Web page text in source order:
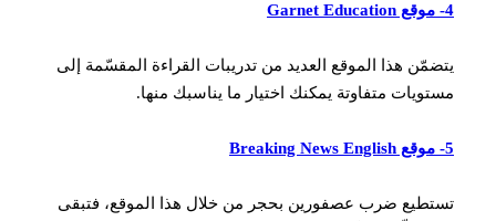
4- موقع Garnet Education
يتضمّن هذا الموقع العديد من تدريبات القراءة المقسّمة إلى
مستويات متفاوتة يمكنك اختيار ما يناسبك منها.
5- موقع Breaking News English
تستطيع ضرب عصفورين بحجر من خلال هذا الموقع، فتبقى